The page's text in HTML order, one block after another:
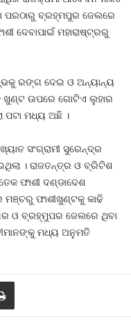
ପରଠାରୁ ବ୍ରହ୍ମପୁର ଜେଲରେ
ଦେବାପାଇଁ ମହାରାଷ୍ଟ୍ରରୁ
ରଙ୍ଗ ଦେଇ ଓ ଅନ୍ୟାନ୍ୟ
ଖୁଣ୍ଟ ଉପରେ ଗୋଟିଏ ଲୁହାର
ପଟା ମଧ୍ୟ ଅଛି ।
ସଂଗ୍ରାମୀ ସୁରେନ୍ଦ୍ର
। ରାଜତନ୍ତ୍ର ଓ ବ୍ରିଟିଶ
ଫାଶୀ ଦଣ୍ଡାଦେଶ
ମଞ୍ଚରୁ ଫାଶୀଖୁଣ୍ଟକୁ କାଢି
ଓ ବ୍ରହ୍ମୁପର ଜେଲରେ ଥିବା
ମଧ୍ୟ ଅନୁମତି